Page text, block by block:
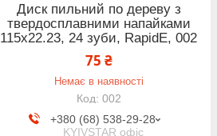
Диск пильний по дереву з
твердосплавними напайками
115x22.23, 24 зуби, RapidE, 002
75 ₴
Немає в наявності
002
+380 (68) 538-29-28
KYIVSTAR офіс